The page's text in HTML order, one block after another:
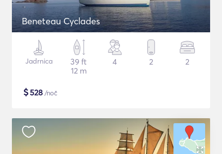
Beneteau Cyclades
Jadrnica
39 ft
12 m
4 2 2
$528 /noč